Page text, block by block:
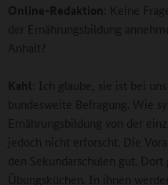
Online-Redaktion : Keine
der Ernährungsbildung
Anhalt?
Kahl : Ich glaube, sie ist bei
bundesweite Befragung. Wie
Ernährungsbildung von der
jedoch nicht erforscht. Die
den Sekundarschulen gut.
Übungsküchen. In ihnen